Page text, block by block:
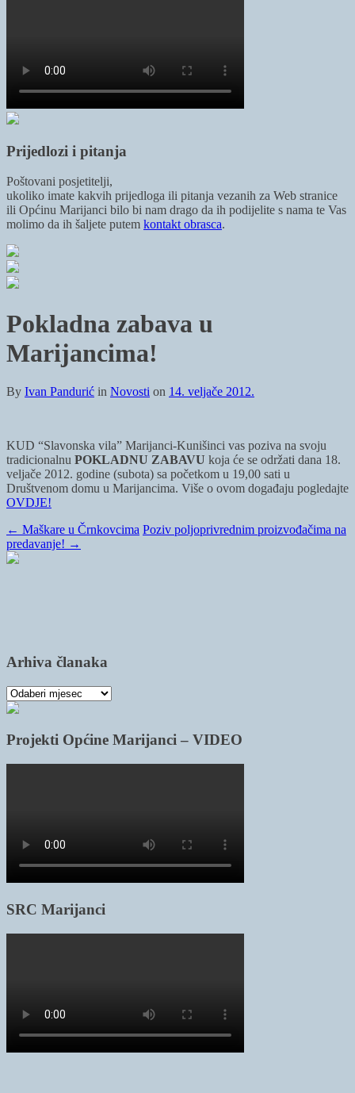
Prijedlozi i pitanja
Poštovani posjetitelji,
ukoliko imate kakvih prijedloga ili pitanja vezanih za Web stranice
ili Općinu Marijanci bilo bi nam drago da ih podijelite s nama te Vas
molimo da ih šaljete putem kontakt obrasca.
Pokladna zabava u
Marijancima!
By Ivan Pandurić in Novosti on 14. veljače 2012.
KUD “Slavonska vila” Marijanci-Kunišinci vas poziva na svoju
tradicionalnu POKLADNU ZABAVU koja će se održati dana 18.
veljače 2012. godine (subota) sa početkom u 19,00 sati u
Društvenom domu u Marijancima. Više o ovom događaju pogledajte
OVDJE!
← Maškare u Črnkovcima Poziv poljoprivrednim proizvođačima na
predavanje! →
Arhiva članaka
Arhiva
članaka
Projekti Općine Marijanci – VIDEO
SRC Marijanci